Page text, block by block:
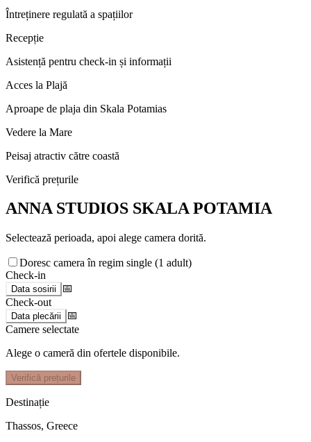
Întreținere regulată a spațiilor
Recepție
Asistență pentru check-in și informații
Acces la Plajă
Aproape de plaja din Skala Potamias
Vedere la Mare
Peisaj atractiv către coastă
Verifică prețurile
ANNA STUDIOS SKALA POTAMIA
Selectează perioada, apoi alege camera dorită.
Doresc camera în regim single (1 adult)
Check-in
Data sosirii
📅
Check-out
Data plecării
📅
Camere selectate
Alege o cameră din ofertele disponibile.
Verifică prețurile
Destinație
Thassos, Greece